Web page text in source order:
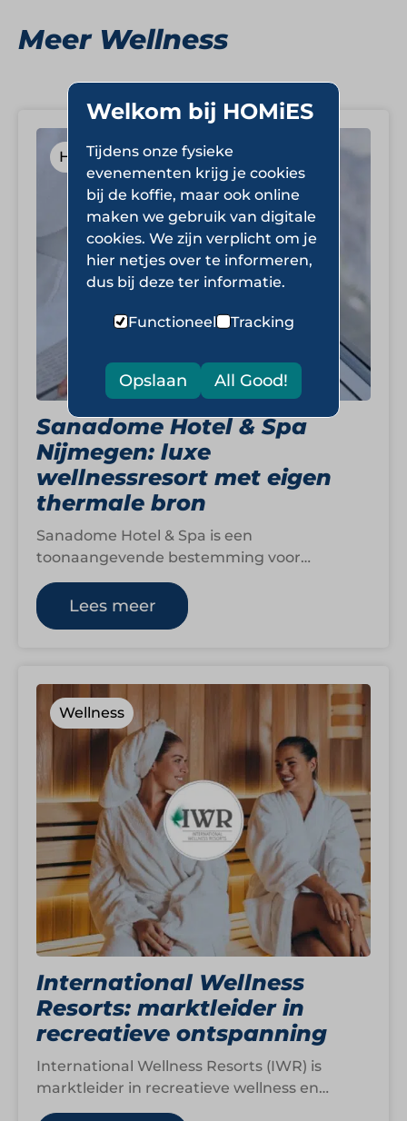
Meer Wellness
Hotels, Wellness
Sanadome Hotel & Spa
Nijmegen: luxe
wellnessresort met eigen
thermale bron
Sanadome Hotel & Spa is een
toonaangevende bestemming voor
ontspanning, vitaliteit en gastvrijheid. Met
106 luxe hotelkamers, uitgebreide
wellnessfaciliteiten, diverse…
Lees meer
Wellness
International Wellness
Resorts: marktleider in
recreatieve ontspanning
International Wellness Resorts (IWR) is
marktleider in recreatieve wellness en
vertegenwoordigt dertien toonaangevende
Welkom bij HOMiES
Tijdens onze fysieke
evenementen krijg je cookies
bij de koffie, maar ook online
maken we gebruik van digitale
cookies. We zijn verplicht om je
hier netjes over te informeren,
dus bij deze ter informatie.
Functioneel Tracking
Opslaan All Good!